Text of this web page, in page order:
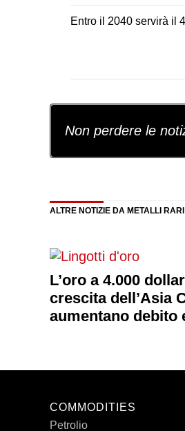
Entro il 2040 servirà il
Non perdere le
ALTRE NOTIZIE DA METALLI RARI
L’oro a 4.000
crescita dell’Asia
aumentano debito
COMMODITIES
Petrolio